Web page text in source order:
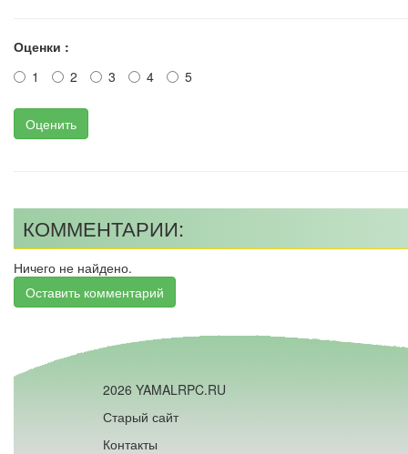
Оценки :
1
2 3 4 5
Оценить
КОММЕНТАРИИ:
Ничего не найдено.
Оставить комментарий
2026 YAMALRPC.RU
Старый сайт
Контакты